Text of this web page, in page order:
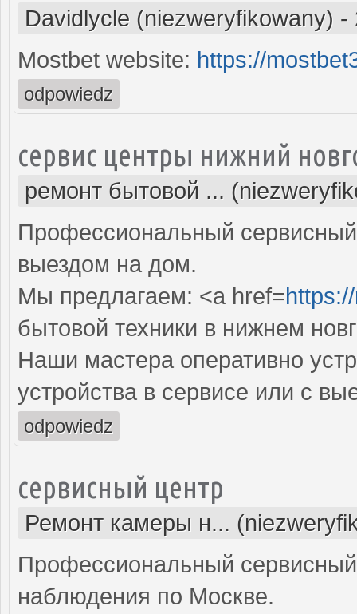
Davidlycle (niezweryfikowany) -
Mostbet website: https://
odpowiedz
сервис центры нижний
ремонт бытовой ...
Профессиональный
выездом на дом.
Мы предлагаем: <a href=
бытовой техники в нижнем
Наши мастера оперативно
устройства в сервисе или с
odpowiedz
сервисный центр
Ремонт камеры н...
Профессиональный
наблюдения по Москве.